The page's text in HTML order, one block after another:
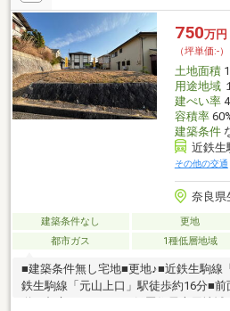
750万円
（坪単価:-）
土地面積
用途地域
建ぺい率
容積率
建築条件
近鉄生
その他の交通
奈良県
建築条件なし 更地
都市ガス
1種低層地域
■建築条件無し宅地■更地♪■近鉄生駒線
鉄生駒線「元山上口」駅徒歩約16分■